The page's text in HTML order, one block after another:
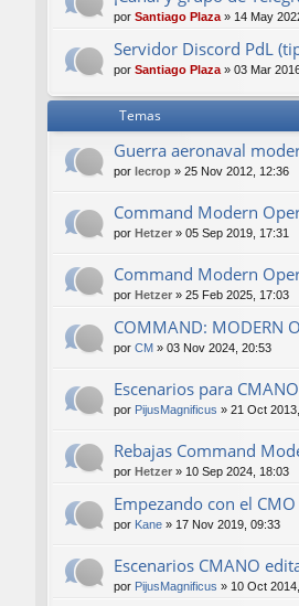
por Santiago Plaza» 14 May
Servidor Discord PdL
por Santiago Plaza» 03 Mar
Temas
Guerra aeronaval
por lecrop » 25 Nov 2012, 12:36
Command Modern
por Hetzer » 05 Sep 2019, 17:31
Command Modern
por Hetzer » 25 Feb 2025, 17:03
COMMAND: MODERN
por CM » 03 Nov 2024, 20:53
Escenarios para CMANO
por PijusMagnificus » 21 Oct
Rebajas Command
por Hetzer » 10 Sep 2024, 18:03
Empezando con el CMO
por Kane » 17 Nov 2019, 09:33
Escenarios CMANO
por PijusMagnificus » 10 Oct